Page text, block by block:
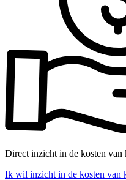
Direct inzicht in de kosten van
Ik wil inzicht in de kosten van